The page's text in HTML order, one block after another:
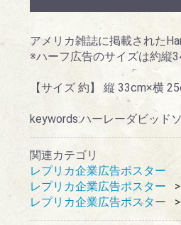
アメリカ雑誌に掲載された
※ハーフ広告のサイズは約縦
【サイズ 約】 縦 33cm×横
keywords:ハーレーダビッド
関連カテゴリ
レプリカ企業広告ポスター
レプリカ企業広告ポスター
レプリカ企業広告ポスター